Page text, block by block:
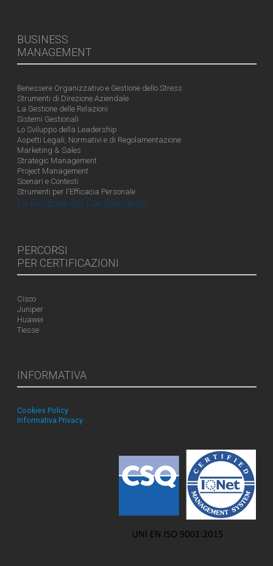
BUSINESS
MANAGEMENT
Benessere Organizzativo e Gestione dello Stress
Strumenti di Direzione Aziendale
La Gestione delle Relazioni
Sistemi Gestionali
Lo Sviluppo della Leadership
Aspetti Legali, Normativi e di Regolamentazione
Marketing & Sales
Strategic Management
Project Management
Scenari e Contesti
Strumenti per l'Efficacia Personale
La Gestione del Cambiamento
PERCORSI
PER CERTIFICAZIONI
Cisco
Juniper
Huawei
Tiesse
INFORMATIVA
Cookies Policy
Informativa Privacy